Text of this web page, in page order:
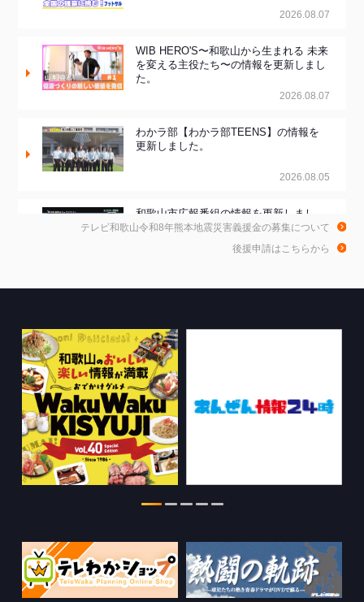
2026.08.07
WIB HERO'S〜和歌山から生まれる 未来
を変える主役たち〜の情報を更新しまし
た。
2026.08.07
わかラ部【わかラ部TEENS】の情報を
更新しました。
2026.08.05
和歌山市広報番組の情報を更新しまし
た。
WTV NEWS6【WAKAYAMA SDGs】の
情報を更新しました。
特別番組【8月】の情報を更新しました。
テレビ和歌山令和8年熊本地震災害義援金の募集について
後援申請はこちらから